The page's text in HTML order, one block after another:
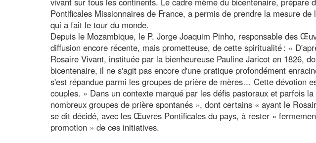
Pontificales Missionnaires de France, a permis de prendre la mesure
qui a fait le tour du monde.
Depuis le Mozambique, le P. Jorge Joaquim Pinho, responsable des
diffusion encore récente, mais prometteuse, de cette spiritualité : «
Rosaire Vivant, instituée par la bienheureuse Pauline Jaricot en 1826,
bicentenaire, il ne s'agit pas encore d'une pratique profondément
s'est répandue parmi les groupes de prière de mères… Cette dévotion
couples. » Dans un contexte marqué par les défis pastoraux et parfois
nombreux groupes de prière spontanés », dont certains « ayant le
se dit décidé, avec les Œuvres Pontificales du pays, à rester «
promotion » de ces initiatives.